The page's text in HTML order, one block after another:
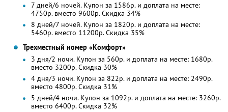
7 дней/6 ночей. Купон за 1586р. и доплата на месте:
4750р. вместо 9600р. Скидка 34%
8 дней/7 ночей. Купон за 1820р. и доплата на месте:
5460р. вместо 11200р. Скидка 35%
Трехместный номер «Комфорт»
3 дня/2 ночи. Купон за 560р. и доплата на месте: 1680р.
вместо 3200р.Скидка 30%
4 дня/3 ночи. Купон за 822р. и доплата на месте: 2490р.
вместо 4800р.Скидка 31%
5 дней/4 ночи. Купон за 1092р. и доплата на месте: 3260р.
вместо 6400р. Скидка 32%